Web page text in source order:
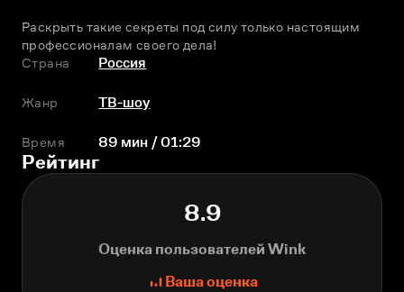
Раскрыть такие секреты под силу только настоящим
профессионалам своего дела!
Страна
Россия
Жанр ТВ-шоу
Время 89 мин / 01:29
Рейтинг
8.9
Оценка пользователей Wink
Ваша оценка